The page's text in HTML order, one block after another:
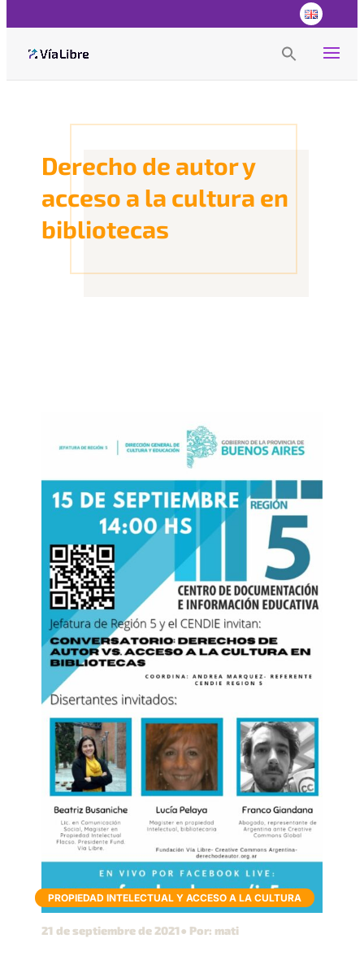
Search Button
Derecho de autor y
acceso a la cultura en
bibliotecas
PROPIEDAD INTELECTUAL Y ACCESO A LA CULTURA
21 de septiembre de 2021● Por: mati